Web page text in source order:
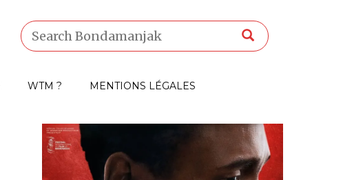
WTM ? MENTIONS LÉGALES